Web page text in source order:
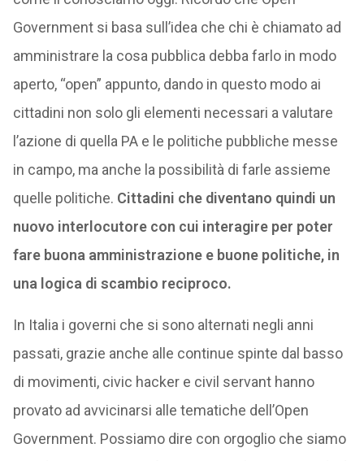
Government si basa sull’idea che chi è chiamato ad
amministrare la cosa pubblica debba farlo in modo
aperto, “open” appunto, dando in questo modo ai
cittadini non solo gli elementi necessari a valutare
l’azione di quella PA e le politiche pubbliche messe
in campo, ma anche la possibilità di farle assieme
quelle politiche. Cittadini che diventano quindi un
nuovo interlocutore con cui interagire per poter
fare buona amministrazione e buone politiche, in
una logica di scambio reciproco.
In Italia i governi che si sono alternati negli anni
passati, grazie anche alle continue spinte dal basso
di movimenti, civic hacker e civil servant hanno
provato ad avvicinarsi alle tematiche dell’Open
Government. Possiamo dire con orgoglio che siamo